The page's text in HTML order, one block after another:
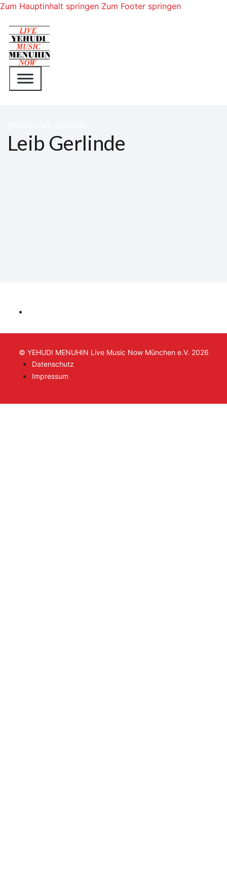
Zum Hauptinhalt springen Zum Footer springen
Leib Gerlinde
© YEHUDI MENUHIN Live Music Now München e.V. 2026
Datenschutz
Impressum